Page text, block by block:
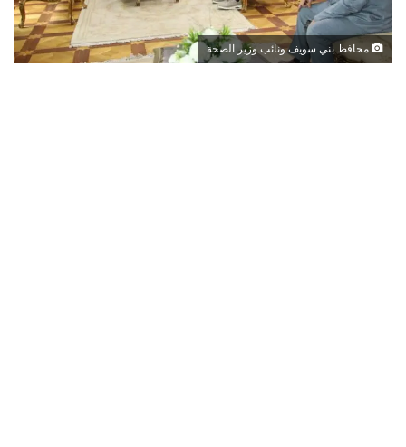
محافظ بني سويف ونائب وزير الصحة